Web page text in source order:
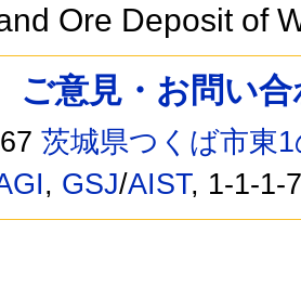
Ore Deposit of
ご意見・お問い
茨城県つくば市東
, GSJ/AIST, 1-1-1-